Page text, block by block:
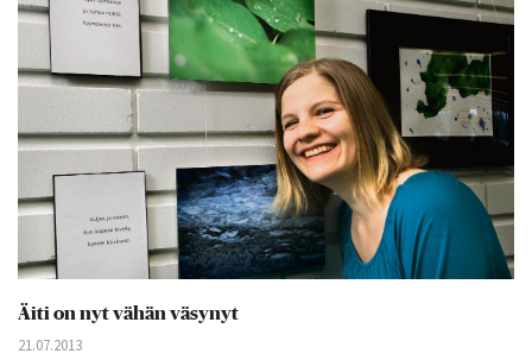
Äiti on nyt vähän väsynyt
21.07.2013